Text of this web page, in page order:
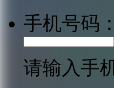
手机号码：
请输入手